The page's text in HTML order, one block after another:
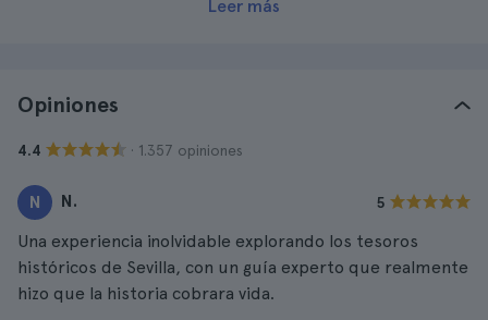
Leer más
Opiniones
4.4 · 1.357 opiniones
N N. 5
Una experiencia inolvidable explorando los tesoros
históricos de Sevilla, con un guía experto que realmente
hizo que la historia cobrara vida.